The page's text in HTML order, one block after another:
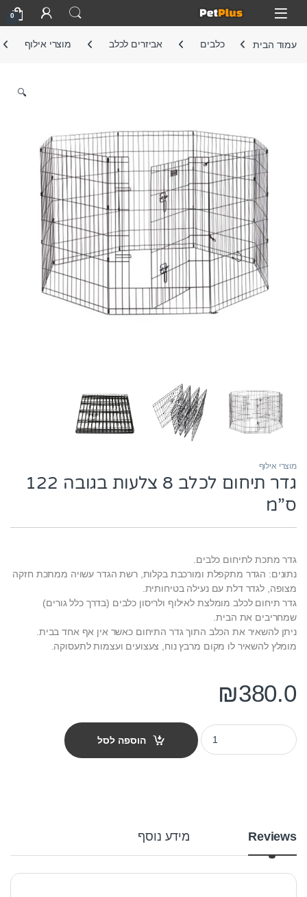
Skip to navigation
Skip to content
Open
0
עמוד הבית כלבים אביזרים לכלב מוצרי אילוף
🔍
מוצרי אילוף
גדר תיחום לכלב 8 צלעות בגובה 122
ס”מ
גדר מתכת לתיחום כלבים.
נתונים: הגדר מתקפלת ומורכבת בקלות, רשת הגדר עשויה ממתכת חזקה
מצופה, לגדר דלת עם נעילה בטיחותית.
גדר תיחום לכלב מומלצת לאילוף ולריסון כלבים (בדרך כלל גורים)
שמחריבים את הבית.
ניתן להשאיר את הכלב התוך גדר התיחום כאשר אין אף אחד בבית.
מומלץ להשאיר לו מקום מרבץ נוח, צעצועים ועצמות לתעסוקה.
₪380.0
גדר תיחום לכלב 8 צלעות בגובה 122 ס"מ quantity
הוספה לסל
Reviews מידע נוסף